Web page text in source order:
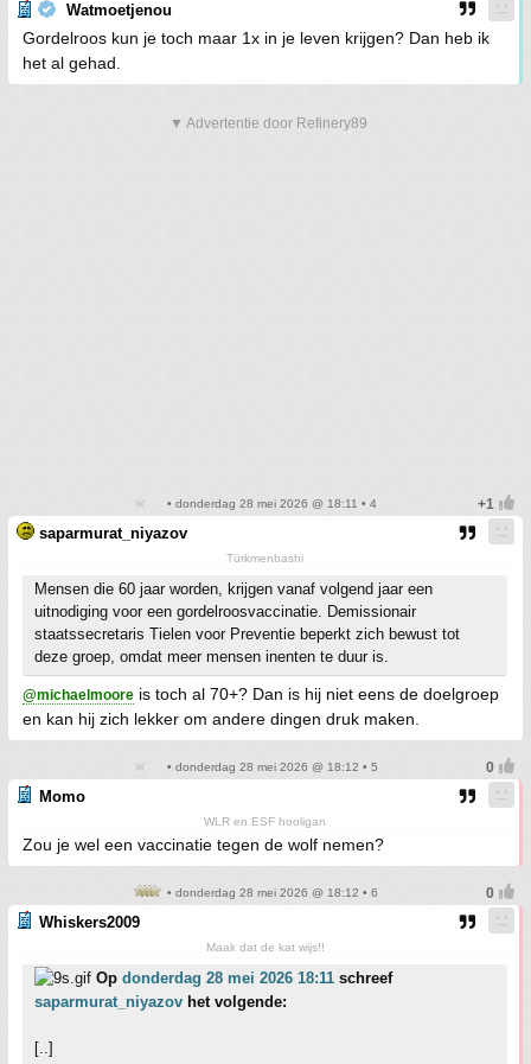
Watmoetjenou
Gordelroos kun je toch maar 1x in je leven krijgen? Dan heb ik
het al gehad.
▼ Advertentie door Refinery89
• donderdag 28 mei 2026 @ 18:11 • 4
saparmurat_niyazov
Türkmenbashi
Mensen die 60 jaar worden, krijgen vanaf volgend jaar een
uitnodiging voor een gordelroosvaccinatie. Demissionair
staatssecretaris Tielen voor Preventie beperkt zich bewust tot
deze groep, omdat meer mensen inenten te duur is.
@michaelmoore is toch al 70+? Dan is hij niet eens de doelgroep
en kan hij zich lekker om andere dingen druk maken.
• donderdag 28 mei 2026 @ 18:12 • 5
Momo
WLR en ESF hooligan
Zou je wel een vaccinatie tegen de wolf nemen?
• donderdag 28 mei 2026 @ 18:12 • 6
Whiskers2009
Maak dat de kat wijs!!
Op donderdag 28 mei 2026 18:11 schreef
saparmurat_niyazov het volgende:
[..]